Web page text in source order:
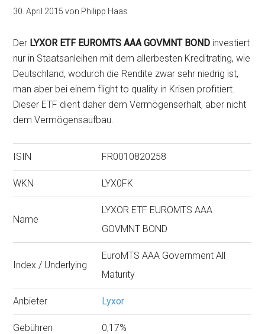
30. April 2015 von Philipp Haas
Der LYXOR ETF EUROMTS AAA GOVMNT BOND investiert
nur in Staatsanleihen mit dem allerbesten Kreditrating, wie
Deutschland, wodurch die Rendite zwar sehr niedrig ist,
man aber bei einem flight to quality in Krisen profitiert.
Dieser ETF dient daher dem Vermögenserhalt, aber nicht
dem Vermögensaufbau.
ISIN FR0010820258
WKN LYX0FK
Name
LYXOR ETF EUROMTS AAA
GOVMNT BOND
Index / Underlying
EuroMTS AAA Government All
Maturity
Anbieter Lyxor
Gebühren 0,17%